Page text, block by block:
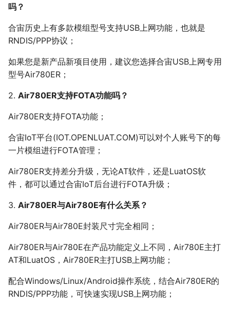
吗？
合宙历史上有多款模组型号支持USB上网功能，也就是
RNDIS/PPP协议；
如果您是新产品新项目使用，建议您选择合宙USB上网专用
型号Air780ER；
2. Air780ER支持FOTA功能吗？
Air780ER支持FOTA功能；
合宙IoT平台(IOT.OPENLUAT.COM)可以对个人账号下的每
一片模组进行FOTA管理；
Air780ER支持差分升级，无论AT软件，还是LuatOS软
件，都可以通过合宙IoT后台进行FOTA升级；
3. Air780ER与Air780E有什么关系？
Air780ER与Air780E封装尺寸完全相同；
Air780ER与Air780E在产品功能定义上不同，Air780E主打
AT和LuatOS，Air780ER主打USB上网功能；
配合Windows/Linux/Android操作系统，结合Air780ER的
RNDIS/PPP功能，可快速实现USB上网功能；